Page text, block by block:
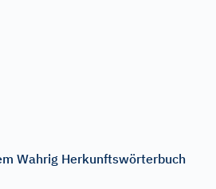
Wahrig Herkunftswörterbuch